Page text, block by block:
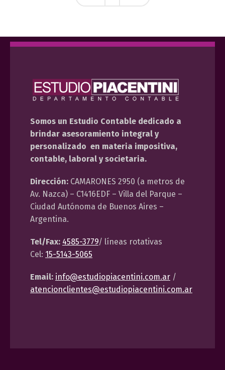
Somos un Estudio Contable dedicado a
brindar asesoramiento integral y
personalizado en materia impositiva,
contable, laboral y societaria.
Dirección: CAMARONES 2950 (a metros de
Av. Nazca) – C1416EDF – Villa del Parque –
Ciudad Autónoma de Buenos Aires –
Argentina.
Tel/Fax: 4585-3779/ líneas rotativas
Cel: 15-5143-5065
Email: info@estudiopiacentini.com.ar /
atencionclientes@estudiopiacentini.com.ar